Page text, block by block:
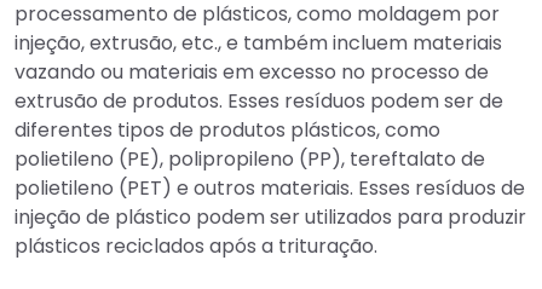
processamento de plásticos, como moldagem por
injeção, extrusão, etc., e também incluem materiais
vazando ou materiais em excesso no processo de
extrusão de produtos. Esses resíduos podem ser de
diferentes tipos de produtos plásticos, como
polietileno (PE), polipropileno (PP), tereftalato de
polietileno (PET) e outros materiais. Esses resíduos de
injeção de plástico podem ser utilizados para produzir
plásticos reciclados após a trituração.